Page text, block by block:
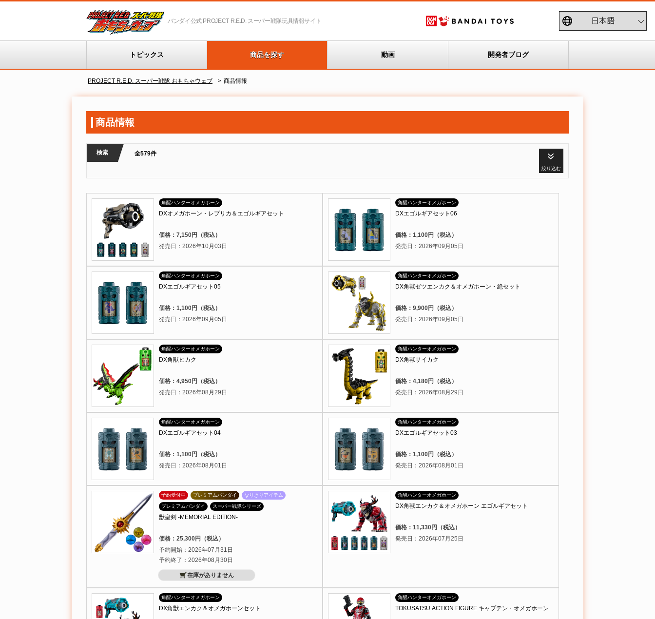
バンダイ公式 PROJECT R.E.D. スーパー戦隊玩具情報サイト
トピックス 商品を探す 動画 開発者ブログ
PROJECT R.E.D. スーパー戦隊 おもちゃウェブ 商品情報
商品情報
検索 全579件
絞り込む
角醒ハンターオメガホーン
DXオメガホーン・レプリカ＆エゴルギアセット
価格：7,150円（税込）
発売日：2026年10月03日
角醒ハンターオメガホーン
DXエゴルギアセット06
価格：1,100円（税込）
発売日：2026年09月05日
角醒ハンターオメガホーン
DXエゴルギアセット05
価格：1,100円（税込）
発売日：2026年09月05日
角醒ハンターオメガホーン
DX角獣ゼツエンカク＆オメガホーン・絶セット
価格：9,900円（税込）
発売日：2026年09月05日
角醒ハンターオメガホーン
DX角獣ヒカク
価格：4,950円（税込）
発売日：2026年08月29日
角醒ハンターオメガホーン
DX角獣サイカク
価格：4,180円（税込）
発売日：2026年08月29日
角醒ハンターオメガホーン
DXエゴルギアセット04
価格：1,100円（税込）
発売日：2026年08月01日
角醒ハンターオメガホーン
DXエゴルギアセット03
価格：1,100円（税込）
発売日：2026年08月01日
予約受付中 プレミアムバンダイ なりきりアイテム
プレミアムバンダイ スーパー戦隊シリーズ
獣皇剣 -MEMORIAL EDITION-
価格：25,300円（税込）
予約開始：2026年07月31日
予約終了：2026年08月30日
在庫がありません
角醒ハンターオメガホーン
DX角獣エンカク＆オメガホーン エゴルギアセット
価格：11,330円（税込）
発売日：2026年07月25日
角醒ハンターオメガホーン
DX角獣エンカク＆オメガホーンセット
角醒ハンターオメガホーン
TOKUSATSU ACTION FIGURE キャプテン・オメガホーン